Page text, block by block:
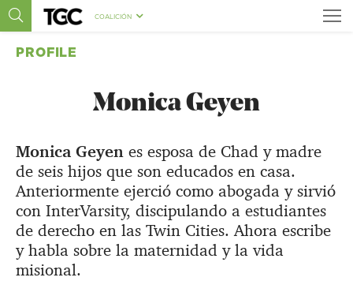
COALICIÓN
PROFILE
Monica Geyen
Monica Geyen es esposa de Chad y madre
de seis hijos que son educados en casa.
Anteriormente ejerció como abogada y sirvió
con InterVarsity, discipulando a estudiantes
de derecho en las Twin Cities. Ahora escribe
y habla sobre la maternidad y la vida
misional.